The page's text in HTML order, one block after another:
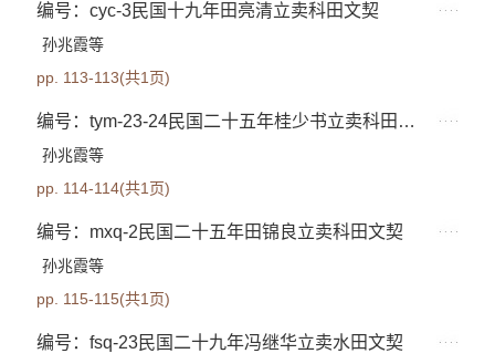
编号：cyc-3民国十九年田亮清立卖科田文契
孙兆霞等
pp. 113-113(共1页)
编号：tym-23-24民国二十五年桂少书立卖科田文契
孙兆霞等
pp. 114-114(共1页)
编号：mxq-2民国二十五年田锦良立卖科田文契
孙兆霞等
pp. 115-115(共1页)
编号：fsq-23民国二十九年冯继华立卖水田文契